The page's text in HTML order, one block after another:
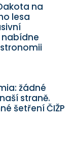
na
lesa
žádné
straně.
šetření ČIŽP